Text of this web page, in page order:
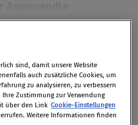
6. Februar 2018 in
in Compliance Praxis
sind, damit unsere Website
auch zusätzliche Cookies, um
zu analysieren, zu verbessern
Zustimmung zur Verwendung
über den Link Cookie-Einstellungen
Weitere Informationen finden